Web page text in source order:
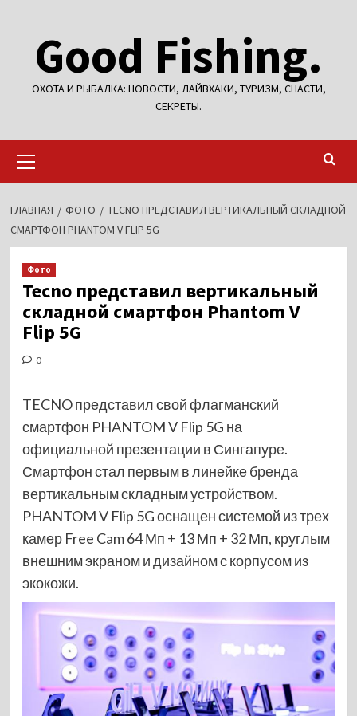
содержимому
Good Fishing.
ОХОТА И РЫБАЛКА: НОВОСТИ, ЛАЙВХАКИ, ТУРИЗМ, СНАСТИ,
СЕКРЕТЫ.
меню
ГЛАВНАЯ ФОТО
TECNO ПРЕДСТАВИЛ ВЕРТИКАЛЬНЫЙ СКЛАДНОЙ
СМАРТФОН PHANTOM V FLIP 5G
Фото
Tecno представил вертикальный
складной смартфон Phantom V
Flip 5G
0
TECNO представил свой флагманский
смартфон PHANTOM V Flip 5G на
официальной презентации в Сингапуре.
Смартфон стал первым в линейке бренда
вертикальным складным устройством.
PHANTOM V Flip 5G оснащен системой из трех
камер Free Cam 64 Мп + 13 Мп + 32 Мп, круглым
внешним экраном и дизайном с корпусом из
экокожи.